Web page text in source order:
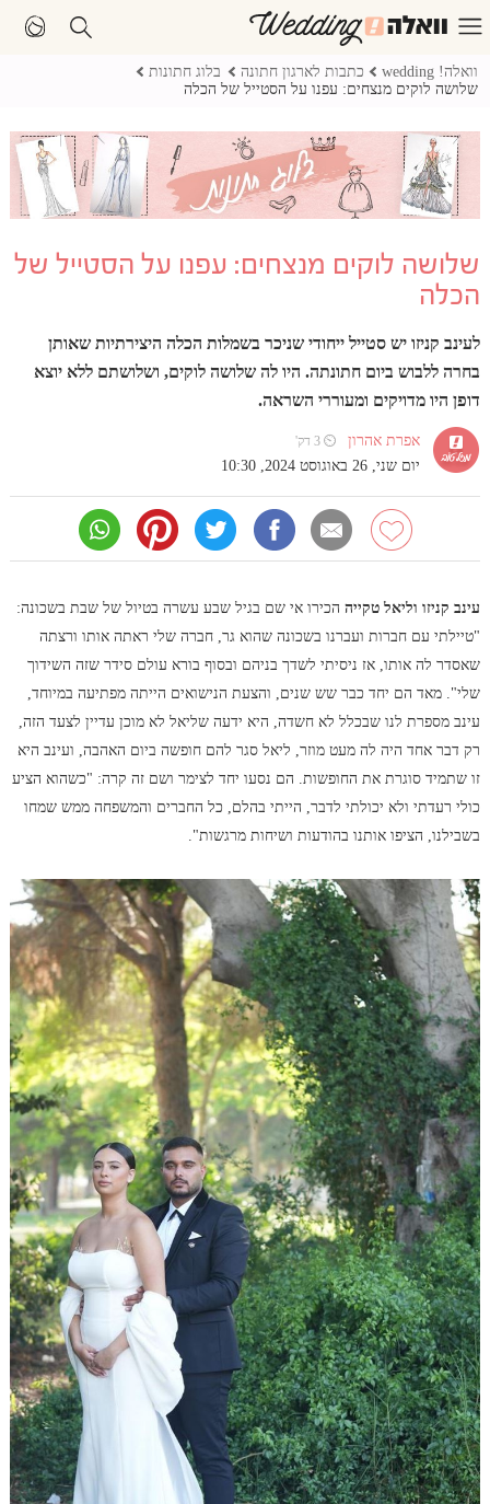
וואלה! wedding כתבות לארגון חתונה
בלוג חתונות
שלושה לוקים מנצחים: עפנו על הסטייל של הכלה
שלושה לוקים מנצחים: עפנו על הסטייל של
הכלה
לעינב קניזו יש סטייל ייחודי שניכר בשמלות הכלה היצירתיות שאותן
בחרה ללבוש ביום חתונתה. היו לה שלושה לוקים, ושלושתם ללא יוצא
דופן היו מדויקים ומעוררי השראה.
אפרת אהרון ⏲ 3 דק'
יום שני, 26 באוגוסט 2024, 10:30
עינב קניזו וליאל טקייההכירו אי שם בגיל שבע עשרה בטיול של שבת בשכונה:
"טיילתי עם חברות ועברנו בשכונה שהוא גר, חברה שלי ראתה אותו ורצתה
שאסדר לה אותו, אז ניסיתי לשדך בניהם ובסוף בורא עולם סידר שזה השידוך
שלי". מאד הם יחד כבר שש שנים, והצעת הנישואים הייתה מפתיעה במיוחד,
עינב מספרת לנו שבכלל לא חשדה, היא ידעה שליאל לא מוכן עדיין לצעד הזה,
רק דבר אחד היה לה מעט מוזר, ליאל סגר להם חופשה ביום האהבה, ועינב היא
זו שתמיד סוגרת את החופשות. הם נסעו יחד לצימר ושם זה קרה: "כשהוא הציע
כולי רעדתי ולא יכולתי לדבר, הייתי בהלם, כל החברים והמשפחה ממש שמחו
בשבילנו, הציפו אותנו בהודעות ושיחות מרגשות".